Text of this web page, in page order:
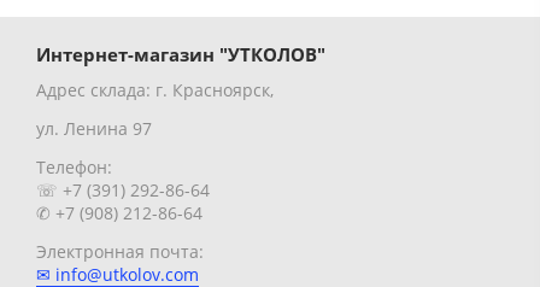
Интернет-магазин "УТКОЛОВ"
Адрес склада: г. Красноярск,
ул. Ленина 97
Телефон:
☏ +7 (391) 292-86-64
✆ +7 (908) 212-86-64
Электронная почта:
✉ info@utkolov.com